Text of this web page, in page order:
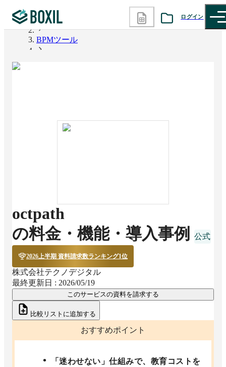
ログイン
カテゴリから探す
BOXILの使い方ガイド
BOXIL
BPMツール
octpath
の料金・機能・導入事例
2026上半期 資料請求数ランキング1位
株式会社テクノデジタル
最終更新日 : 2026/05/19
このサービスの資料を請求する
比較リストに追加する
おすすめポイント
「迷わせない」仕組みで、教育コストを